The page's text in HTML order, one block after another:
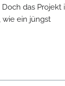
das Projekt
ein jüngst